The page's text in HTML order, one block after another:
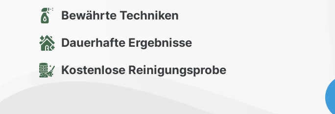
Bewährte Techniken
Dauerhafte Ergebnisse
Kostenlose Reinigungsprobe